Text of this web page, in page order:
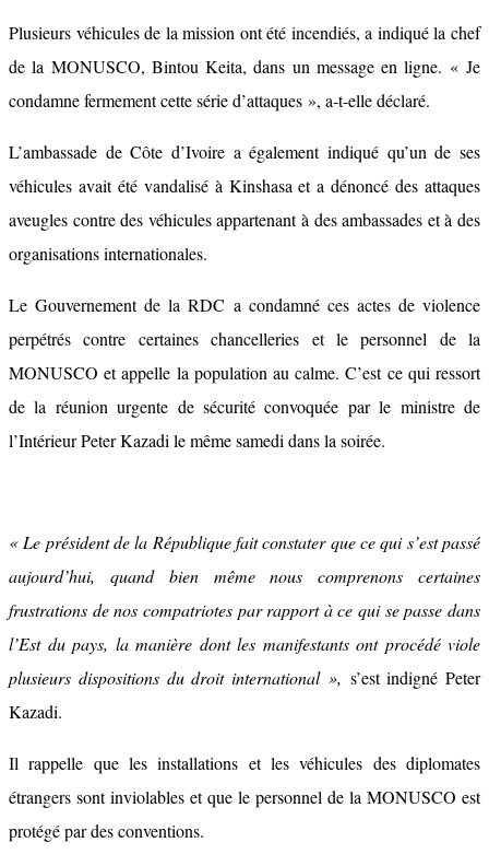
Plusieurs véhicules de la mission ont été incendiés, a indiqué la chef
de la MONUSCO, Bintou Keita, dans un message en ligne. « Je
condamne fermement cette série d’attaques », a-t-elle déclaré.
L’ambassade de Côte d’Ivoire a également indiqué qu’un de ses
véhicules avait été vandalisé à Kinshasa et a dénoncé des attaques
aveugles contre des véhicules appartenant à des ambassades et à des
organisations internationales.
Le Gouvernement de la RDC a condamné ces actes de violence
perpétrés contre certaines chancelleries et le personnel de la
MONUSCO et appelle la population au calme. C’est ce qui ressort
de la réunion urgente de sécurité convoquée par le ministre de
l’Intérieur Peter Kazadi le même samedi dans la soirée.
« Le président de la République fait constater que ce qui s’est passé
aujourd’hui, quand bien même nous comprenons certaines
frustrations de nos compatriotes par rapport à ce qui se passe dans
l’Est du pays, la manière dont les manifestants ont procédé viole
plusieurs dispositions du droit international », s’est indigné Peter
Kazadi.
Il rappelle que les installations et les véhicules des diplomates
étrangers sont inviolables et que le personnel de la MONUSCO est
protégé par des conventions.